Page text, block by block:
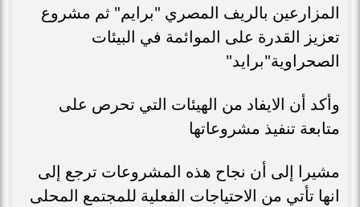
المزارعين بالريف المصري "برايم" ثم مشروع
تعزيز القدرة على الموائمة في البيئات
الصحراوية"برايد"
وأكد أن الايفاد من الهيئات التي تحرص على
متابعة تنفيذ مشروعاتها
مشيرا إلى أن نجاح هذه المشروعات ترجع إلى
انها تأتي من الاحتياجات الفعلية للمجتمع المحلى